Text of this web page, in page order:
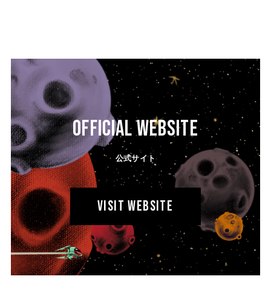
OFFICIAL WEBSITE
公式サイト
VISIT WEBSITE